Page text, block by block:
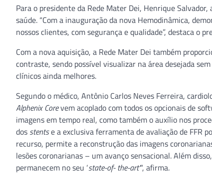
Para o presidente da Rede Mater Dei, Henrique
saúde. “Com a inauguração da nova Hemodinâmica,
nossos clientes, com segurança e qualidade”, destaca o
Com a nova aquisição, a Rede Mater Dei também
contraste, sendo possível visualizar na área desejada
clínicos ainda melhores.
Segundo o médico, Antônio Carlos Neves Ferreira,
Alphenix Corevem acoplado com todos os opcionais de
imagens em tempo real, como também o auxílio nos
dos stentse a exclusiva ferramenta de avaliação de FFR
recurso, permite a reconstrução das imagens
lesões coronarianas – um avanço sensacional. Além
permanecem no seu ‘state-of- the-art’“, afirma.